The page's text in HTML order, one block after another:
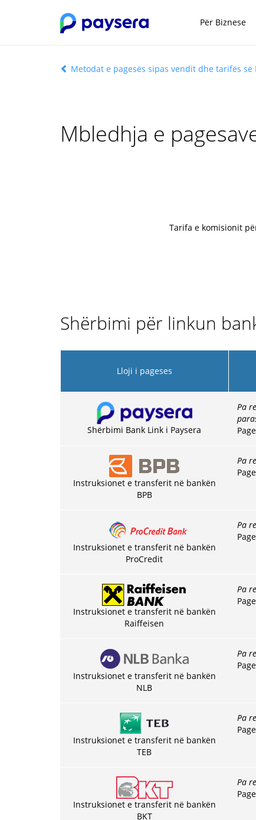
Për Biznese
Metodat e pagesës sipas vendit dhe tarifës së
Mbledhja e
Tarifa e komisionit
Shërbimi për linkun
Lloji i pageses
Shërbimi Bank Link i Paysera
Pa
Instruksionet e transferit në bankën
BPB
Pa
Instruksionet e transferit në bankën
ProCredit
Pa
Instruksionet e transferit në bankën
Raiffeisen
Pa
Instruksionet e transferit në bankën
NLB
Pa
Instruksionet e transferit në bankën
TEB
Pa
Instruksionet e transferit në bankën
BKT
Pa